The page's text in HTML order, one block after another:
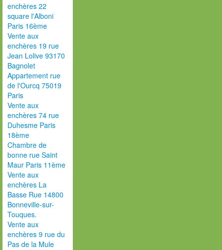
enchères 22
square l'Alboni
Paris 16ème
Vente aux
enchères 19 rue
Jean Lolive 93170
Bagnolet
Appartement rue
de l'Ourcq 75019
Paris
Vente aux
enchères 74 rue
Duhesme Paris
18ème
Chambre de
bonne rue Saint
Maur Paris 11ème
Vente aux
enchères La
Basse Rue 14800
Bonneville-sur-
Touques.
Vente aux
enchères 9 rue du
Pas de la Mule